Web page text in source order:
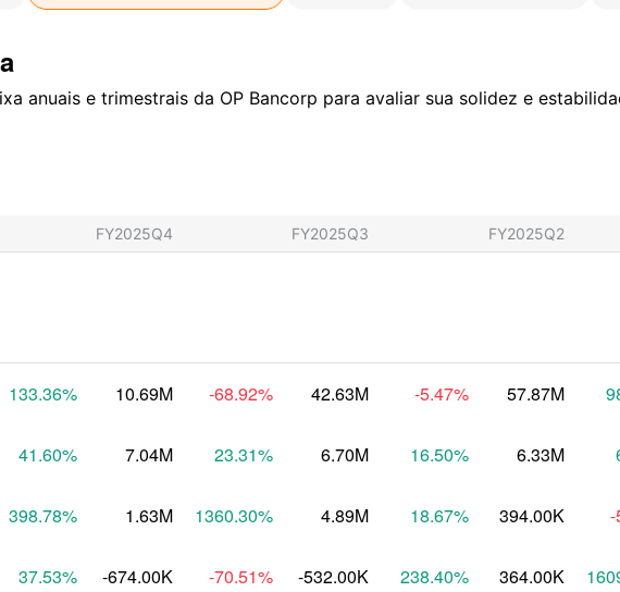
anuais e trimestrais da OP Bancorp para avaliar sua solidez e
FY2025Q4 FY2025Q3 FY2025Q2
133.36% 10.69M -68.92% 42.63M -5.47% 57.87M
41.60% 7.04M 23.31% 6.70M 16.50% 6.33M
398.78% 1.63M 1360.30% 4.89M 18.67% 394.00K -
37.53% -674.00K -70.51% -532.00K 238.40% 364.00K